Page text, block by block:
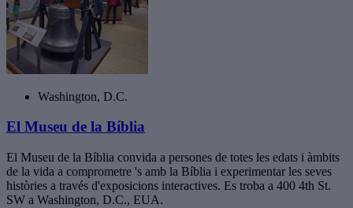
Washington, D.C.
El Museu de la Bíblia
El Museu de la Bíblia convida a persones de totes les edats i àmbits
de la vida a comprometre 's amb la Bíblia i experimentar les seves
històries a través d'exposicions interactives. Es troba a 400 4th St.
SW a Washington, D.C., EUA.